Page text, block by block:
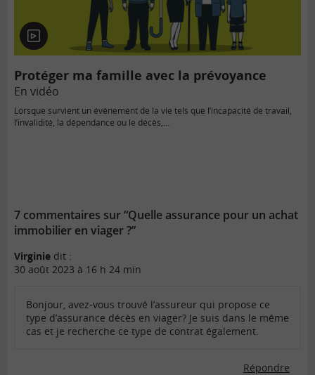
En
vidéo
Protéger ma famille avec la prévoyance
En vidéo
Lorsque survient un événement de la vie tels que l’incapacité de travail,
l’invalidité, la dépendance ou le décès,…
7 commentaires sur “Quelle assurance pour un achat
immobilier en viager ?”
Virginie dit :
30 août 2023 à 16 h 24 min
Bonjour, avez-vous trouvé l’assureur qui propose ce
type d’assurance décès en viager? Je suis dans le même
cas et je recherche ce type de contrat également.
Répondre